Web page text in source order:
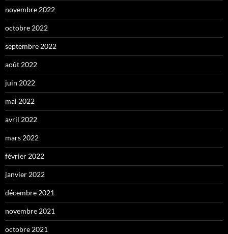
novembre 2022
octobre 2022
septembre 2022
août 2022
juin 2022
mai 2022
avril 2022
mars 2022
février 2022
janvier 2022
décembre 2021
novembre 2021
octobre 2021